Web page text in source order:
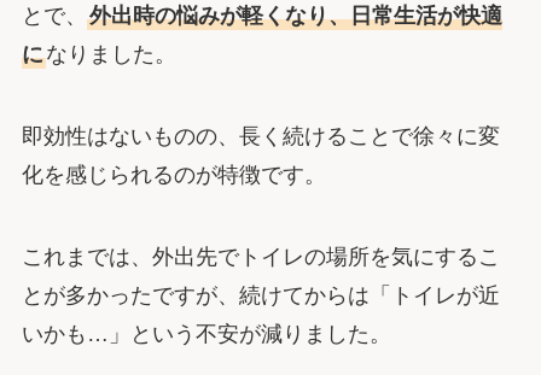
とで、 外出時の悩みが軽くなり、日常生活が快適
になりました。
即効性はないものの、長く続けることで徐々に変
化を感じられるのが特徴です。
これまでは、外出先でトイレの場所を気にするこ
とが多かったですが、続けてからは「トイレが近
いかも…」という不安が減りました。